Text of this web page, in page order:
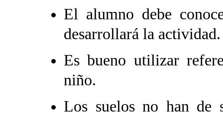
El alumno debe
desarrollará la actividad.
Es bueno utilizar
niño.
Los suelos no han de